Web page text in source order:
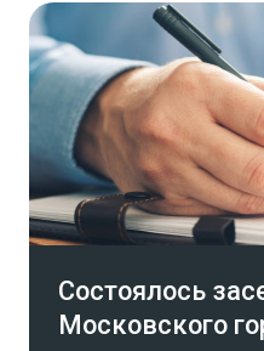
Состоялось
Московского